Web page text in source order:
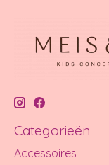
Categorieën
Accessoires